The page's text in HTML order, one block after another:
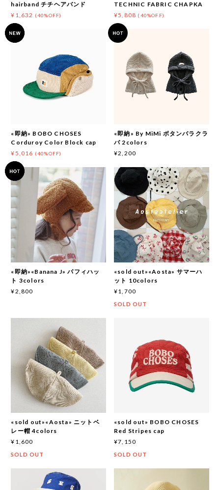
hairband チチヘアバンド
¥1,632 (40%OFF)
TECHNIC FABRIC CHAPKA
¥5,808 (40%OFF)
«即納» BOBO CHOSES
Corduroy Color Block cap
¥5,016 (40%OFF)
«即納» By MiMi ボタンバラクラ
バ 2colors
¥2,200
«即納»«Banana J» パフィハッ
ト 3colors
¥2,800
«sold out»«Aosta» サマーハ
ット 10colors
¥1,700
SOLD OUT
«sold out»«Aosta» ニットベ
レー帽 4colors
¥1,600
SOLD OUT
«sold out» BOBO CHOSES
Red Stripes cap
¥7,150
SOLD OUT